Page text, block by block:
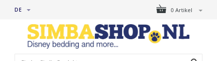
0 Artikel
DE